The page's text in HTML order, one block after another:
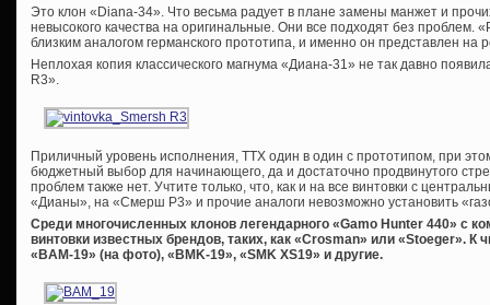
Это клон «Diana-34». Что весьма радует в плане замены манжет и
невысокого качества на оригинальные. Они все подходят без проблем.
близким аналогом германского прототипа, и именно он представлен на
Неплохая копия классического магнума «Диана-31» не так давно
R3».
Приличный уровень исполнения, ТТХ один в один с прототипом, при
бюджетный выбор для начинающего, да и достаточно продвинутого
проблем также нет. Учтите только, что, как и на все винтовки с
«Дианы», на «Смерш Р3» и прочие аналоги невозможно установить
Среди многочисленных клонов легендарного «Gamo Hunter 440» с
винтовки известных брендов, таких, как «Crosman» или «Stoeger». К
«BAM-19» (на фото), «BMK-19», «SMK XS19» и другие.